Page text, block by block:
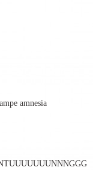
amnesia